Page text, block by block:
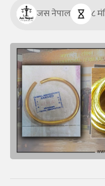
जस नेपाल ८